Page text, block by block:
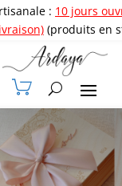
: 10 jours
(produits en